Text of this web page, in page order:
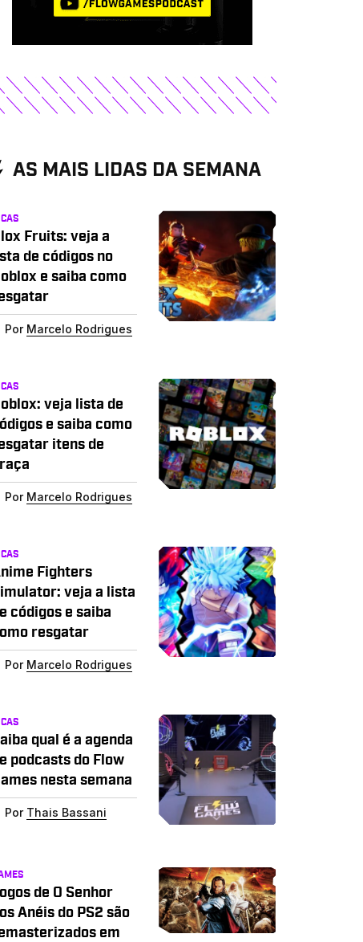
AS MAIS LIDAS DA SEMANA
Fruits: veja a
de códigos no
e saiba como
Por Marcelo Rodrigues
veja lista de
e saiba como
itens de
Por Marcelo Rodrigues
Fighters
veja a lista
códigos e saiba
resgatar
Por Marcelo Rodrigues
qual é a agenda
podcasts do Flow
nesta semana
Por Thais Bassani
de O Senhor
Anéis do PS2 são
em